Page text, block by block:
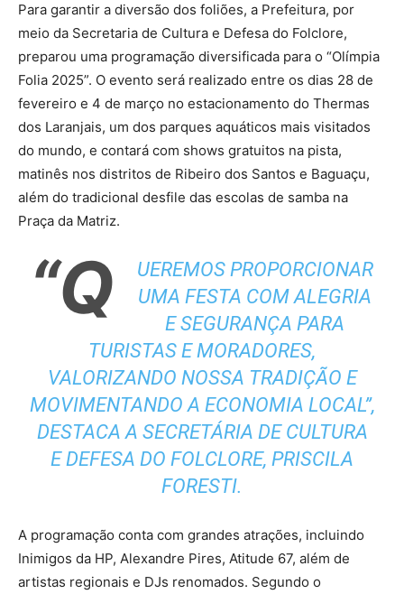
Para garantir a diversão dos foliões, a Prefeitura, por
meio da Secretaria de Cultura e Defesa do Folclore,
preparou uma programação diversificada para o “Olímpia
Folia 2025”. O evento será realizado entre os dias 28 de
fevereiro e 4 de março no estacionamento do Thermas
dos Laranjais, um dos parques aquáticos mais visitados
do mundo, e contará com shows gratuitos na pista,
matinês nos distritos de Ribeiro dos Santos e Baguaçu,
além do tradicional desfile das escolas de samba na
Praça da Matriz.
“Q
UEREMOS PROPORCIONAR
UMA FESTA COM ALEGRIA
E SEGURANÇA PARA
TURISTAS E MORADORES,
VALORIZANDO NOSSA TRADIÇÃO E
MOVIMENTANDO A ECONOMIA LOCAL”,
DESTACA A SECRETÁRIA DE CULTURA
E DEFESA DO FOLCLORE, PRISCILA
FORESTI.
A programação conta com grandes atrações, incluindo
Inimigos da HP, Alexandre Pires, Atitude 67, além de
artistas regionais e DJs renomados. Segundo o